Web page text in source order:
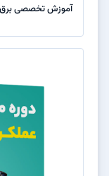
آموزش تخصصی برق